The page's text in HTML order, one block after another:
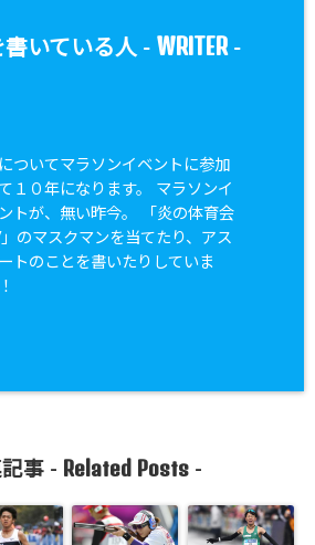
書いている人 - WRITER-
ついてマラソンイベントに参加
１０年になります。 マラソンイ
トが、無い昨今。 「炎の体育会
」のマスクマンを当てたり、アス
トのことを書いたりしていま
事 - Related Posts-